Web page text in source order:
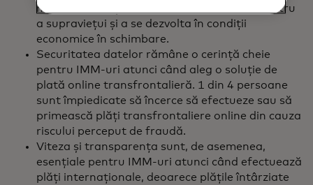
măresc investițiile în tehnologiile digitale pentru
a supraviețui și a se dezvolta în condiții
economice în schimbare.
Securitatea datelor rămâne o cerință cheie
pentru IMM-uri atunci când aleg o soluție de
plată online transfrontalieră. 1 din 4 persoane
sunt împiedicate să încerce să efectueze sau să
primească plăți transfrontaliere online din cauza
riscului perceput de fraudă.
Viteza și transparența sunt, de asemenea,
esențiale pentru IMM-uri atunci când efectuează
plăți internaționale, deoarece plățile întârziate